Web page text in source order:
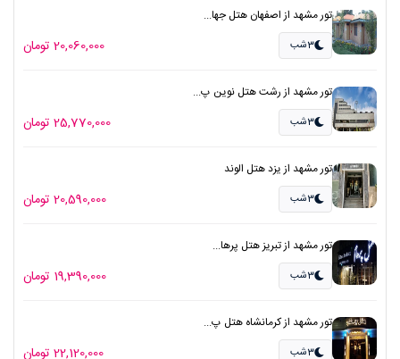
تور مشهد از اصفهان هتل جها...
3شب 20,060,000 تومان
تور مشهد از رشت هتل نوین پ...
3شب 25,770,000 تومان
تور مشهد از یزد هتل الوند
3شب 20,590,000 تومان
تور مشهد از تبریز هتل پرها...
3شب 19,390,000 تومان
تور مشهد از کرمانشاه هتل پ...
3شب 22,120,000 تومان